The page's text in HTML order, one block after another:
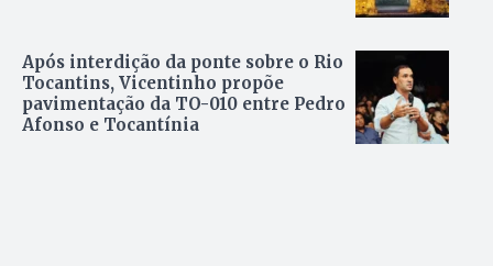
Após interdição da ponte sobre o Rio
Tocantins, Vicentinho propõe
pavimentação da TO-010 entre Pedro
Afonso e Tocantínia